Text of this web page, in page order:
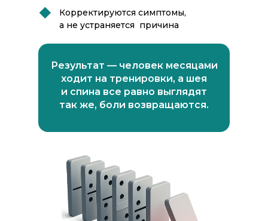
Результат — человек месяцами
ходит на тренировки, а шея
и спина все равно выглядят
так же, боли возвращаются.
Корректируются симптомы,
а не устраняется причина